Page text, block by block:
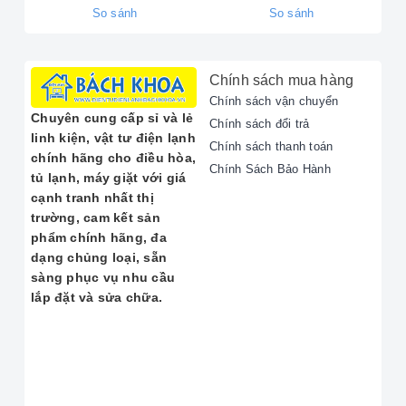
Địa chỉ: 43 - 45 Đường Bưởi (Vòng
Xoay Bưởi - Hoàng Quốc Việt) |
Hotline:024.35.20.20.20
CÁC DÒNGMÁY BƠM CHÂN
KHÔNG VALUE
PHÙ HỢP
So sánh So sánh
Chuyên cung cấp sỉ và lẻ
linh kiện, vật tư điện lạnh
chính hãng cho điều hòa,
tủ lạnh, máy giặt với giá
cạnh tranh nhất thị
trường, cam kết sản
phẩm chính hãng, đa
dạng chủng loại, sẵn
sàng phục vụ nhu cầu
lắp đặt và sửa chữa.
Chính sách mua hàng
Chính sách vận chuyển
Chính sách đổi trả
Chính sách thanh toán
Chính Sách Bảo Hành